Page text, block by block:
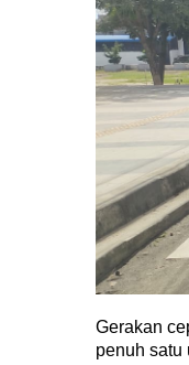
Gerakan
penuh satu